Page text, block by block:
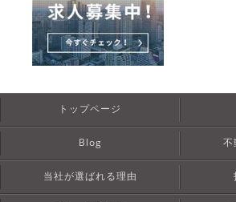
トップページ
Blog 不
当社が選ばれる理由